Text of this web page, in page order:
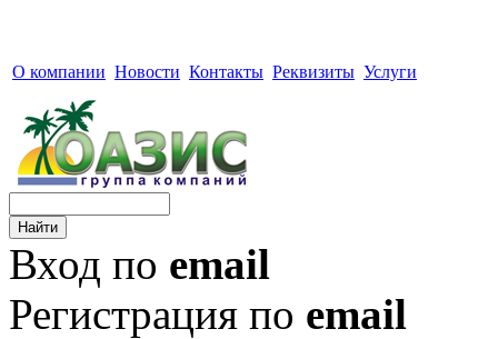
О компании Новости Контакты Реквизиты Услуги
Вход по email
Регистрация по email